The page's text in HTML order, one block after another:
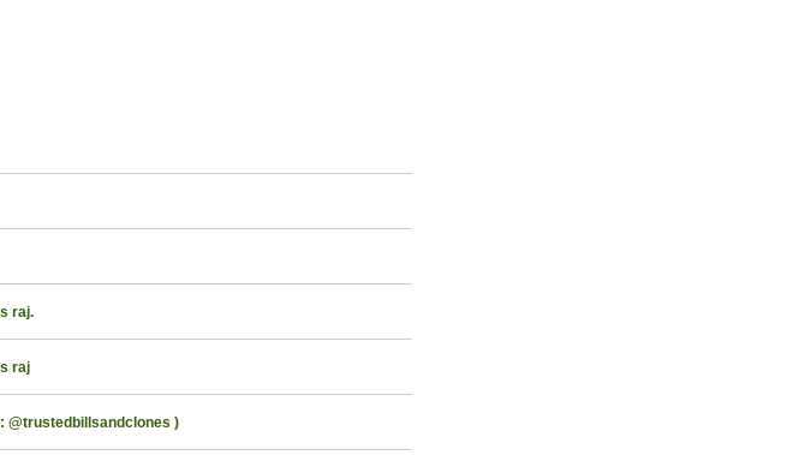
raj.
raj
@trustedbillsandclones )